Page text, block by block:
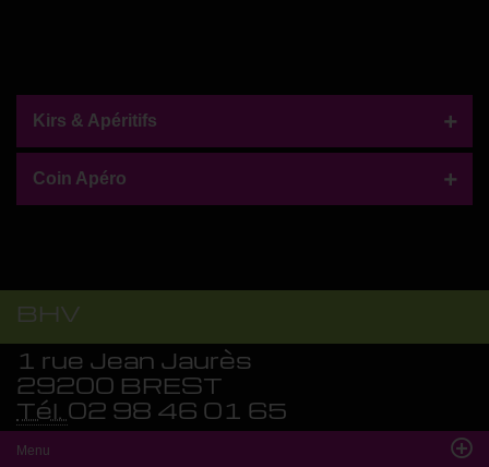
Kirs & Apéritifs +
Coin Apéro +
BHV
1 rue Jean Jaurès
29200 BREST
Tél. 02 98 46 01 65
Menu